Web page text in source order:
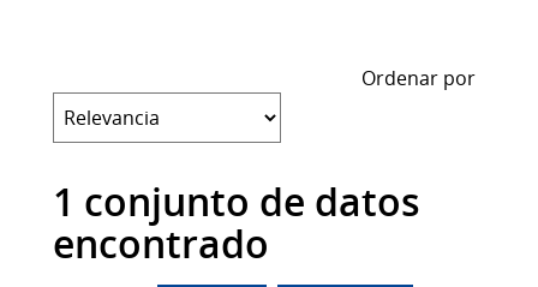
Ordenar por
1 conjunto de datos
encontrado